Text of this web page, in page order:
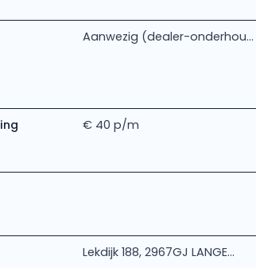
Aanwezig (dealer-onderhou...
€ 40 p/m
Lekdijk 188, 2967GJ LANGE...